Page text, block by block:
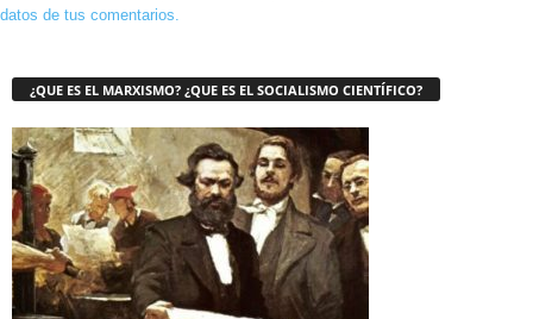
datos de tus comentarios.
¿QUE ES EL MARXISMO? ¿QUE ES EL SOCIALISMO CIENTÍFICO?